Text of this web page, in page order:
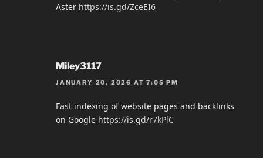
Aster https://is.gd/ZceEI6
Miley3117
JANUARY 20, 2026 AT 7:05 PM
Fast indexing of website pages and backlinks
on Google https://is.gd/r7kPlC